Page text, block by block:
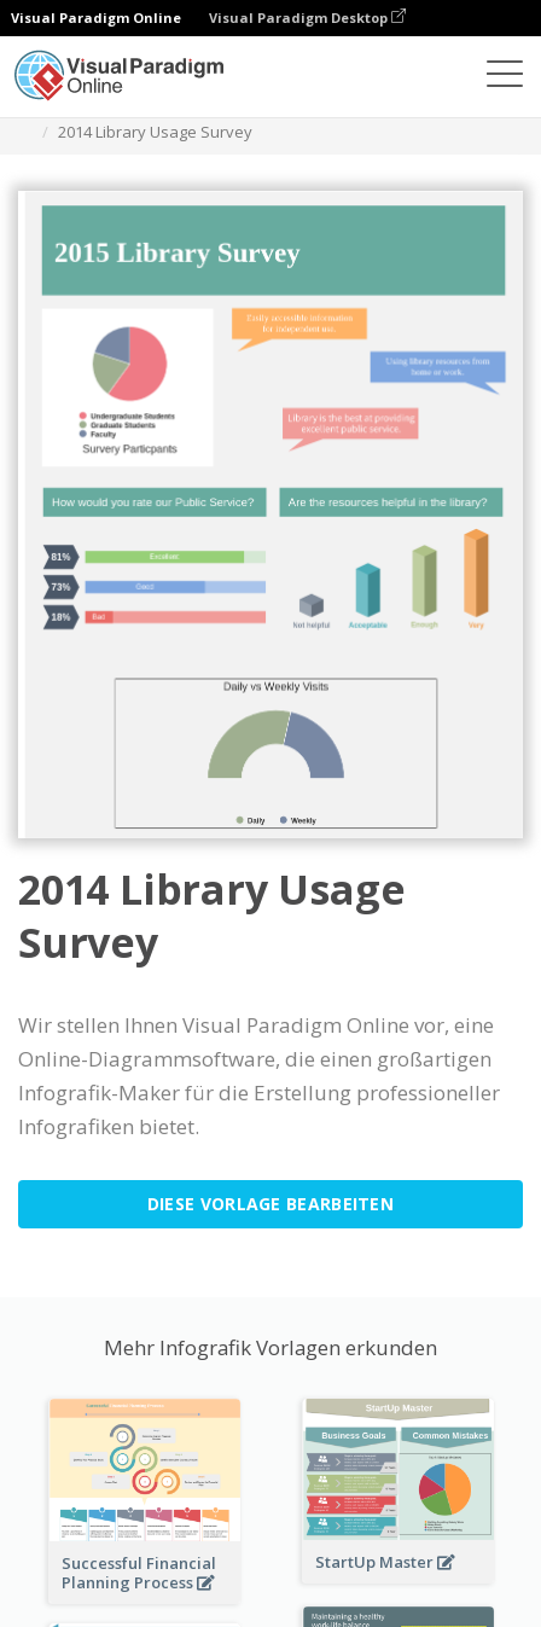
Visual Paradigm Online Visual Paradigm Desktop
2014 Library Usage Survey
2014 Library Usage
Survey
Wir stellen Ihnen Visual Paradigm Online vor, eine
Online-Diagrammsoftware, die einen großartigen
Infografik-Maker für die Erstellung professioneller
Infografiken bietet.
DIESE VORLAGE BEARBEITEN
Mehr Infografik Vorlagen erkunden
Successful Financial
Planning Process
StartUp Master